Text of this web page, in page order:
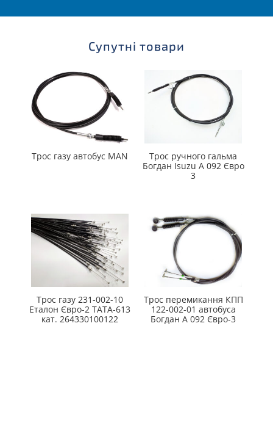
Супутні товари
Трос газу автобус MAN
Трос ручного гальма
Богдан Isuzu А 092 Євро
3
Трос газу 231-002-10
Еталон Євро-2 ТАТА-613
кат. 264330100122
Трос перемикання КПП
122-002-01 автобуса
Богдан А 092 Євро-3